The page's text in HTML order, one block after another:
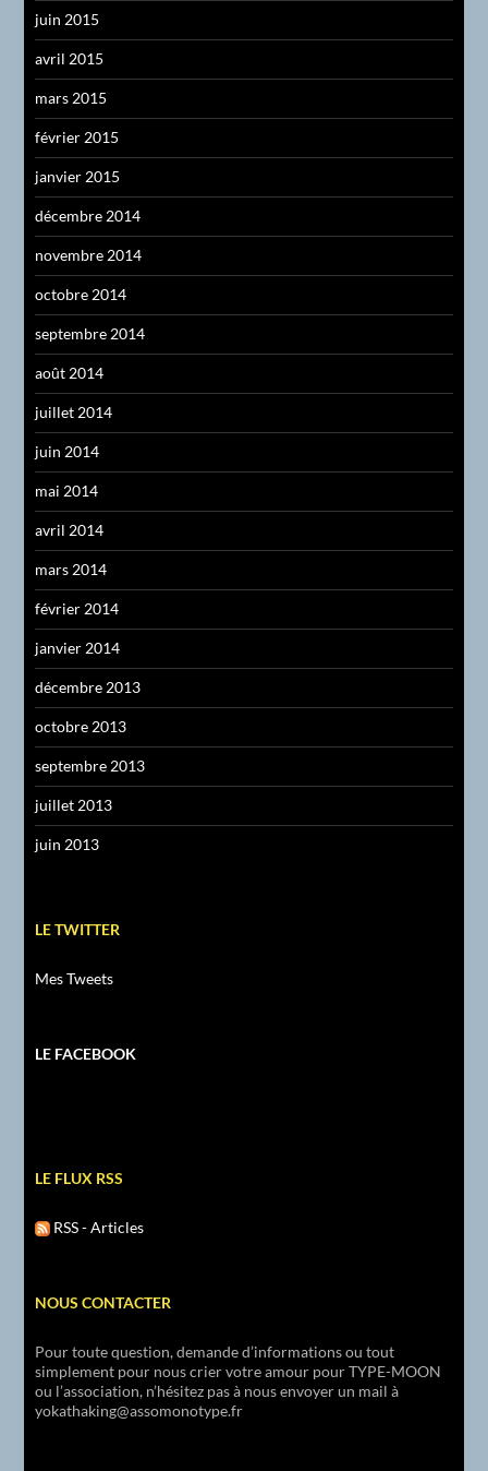
juin 2015
avril 2015
mars 2015
février 2015
janvier 2015
décembre 2014
novembre 2014
octobre 2014
septembre 2014
août 2014
juillet 2014
juin 2014
mai 2014
avril 2014
mars 2014
février 2014
janvier 2014
décembre 2013
octobre 2013
septembre 2013
juillet 2013
juin 2013
LE TWITTER
Mes Tweets
LE FACEBOOK
LE FLUX RSS
RSS - Articles
NOUS CONTACTER
Pour toute question, demande d’informations ou tout
simplement pour nous crier votre amour pour TYPE-MOON
ou l’association, n’hésitez pas à nous envoyer un mail à
yokathaking@assomonotype.fr